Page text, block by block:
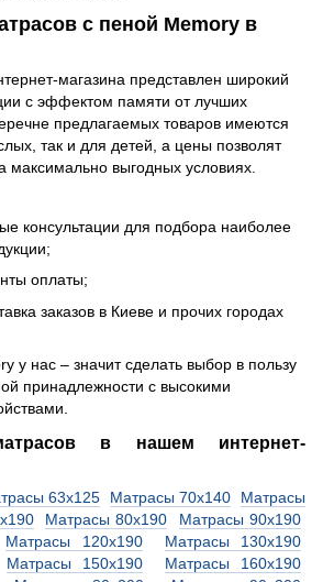
с пеной Memory в
магазина представлен широкий
с эффектом памяти от лучших
предлагаемых товаров имеются
так и для детей, а цены позволят
максимально выгодных условиях.
консультации для подбора наиболее
оплаты;
заказов в Киеве и прочих городах
у нас – значит сделать выбор в пользу
принадлежности с высокими
в нашем интернет-
63х125 Матрасы 70х140
Матрасы
Матрасы 80х190
Матрасы 90х190
Матрасы 120х190
Матрасы 130х190
Матрасы 150х190
Матрасы 160х190